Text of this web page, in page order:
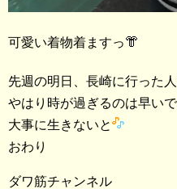
可愛い着物着ますっ👘
先週の明日、長崎に行った
やはり時が過ぎるのは早い
大事に生きないと
おわり
ダワ筋チャンネル